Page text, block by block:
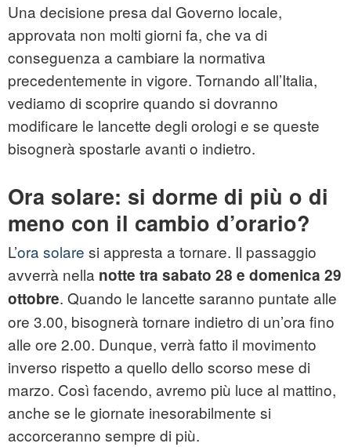
Una decisione presa dal Governo locale,
approvata non molti giorni fa, che va di
conseguenza a cambiare la normativa
precedentemente in vigore. Tornando all’Italia,
vediamo di scoprire quando si dovranno
modificare le lancette degli orologi e se queste
bisognerà spostarle avanti o indietro.
Ora solare: si dorme di più o di
meno con il cambio d’orario?
L’ora solare si appresta a tornare. Il passaggio
avverrà nella notte tra sabato 28 e domenica 29
ottobre. Quando le lancette saranno puntate alle
ore 3.00, bisognerà tornare indietro di un’ora fino
alle ore 2.00. Dunque, verrà fatto il movimento
inverso rispetto a quello dello scorso mese di
marzo. Così facendo, avremo più luce al mattino,
anche se le giornate inesorabilmente si
accorceranno sempre di più.